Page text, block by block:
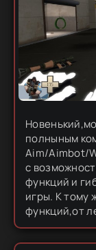
полныным
Aim/Aimbot/
с
функций и
игры. К тому
функций,от
мясных,типа